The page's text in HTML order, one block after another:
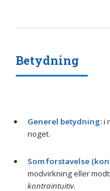
Betydning
Generel betydning:i
noget.
Som forstavelse
modvirkning eller
kontraintuitiv.